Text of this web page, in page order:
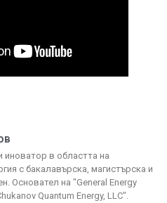
иноватор в областта на
с бакалавърска, магистърска и
Основател на "General Energy
Quantum Energy, LLC".